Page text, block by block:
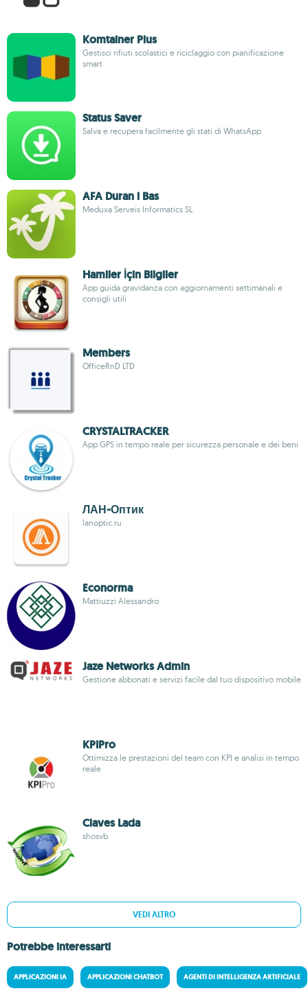
Komtainer Plus
Gestisci rifiuti scolastici e riciclaggio con pianificazione
smart
Status Saver
Salva e recupera facilmente gli stati di WhatsApp
AFA Duran i Bas
Meduxa Serveis Informatics SL
Hamiler İçin Bilgiler
App guida gravidanza con aggiornamenti settimanali e
consigli utili
Members
OfficeRnD LTD
CRYSTALTRACKER
App GPS in tempo reale per sicurezza personale e dei beni
ЛАН-Оптик
lanoptic.ru
Econorma
Mattiuzzi Alessandro
Jaze Networks Admin
Gestione abbonati e servizi facile dal tuo dispositivo mobile
KPIPro
Ottimizza le prestazioni del team con KPI e analisi in tempo
reale
Claves Lada
shosvb
VEDI ALTRO
Potrebbe interessarti
APPLICAZIONI IA APPLICAZIONI CHATBOT AGENTI DI INTELLIGENZA ARTIFICIALE